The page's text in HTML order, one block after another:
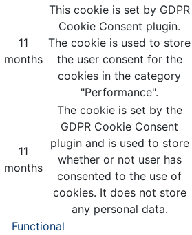
11
months
This cookie is set by GDPR
Cookie Consent plugin.
The cookie is used to store
the user consent for the
cookies in the category
"Performance".
11
months
The cookie is set by the
GDPR Cookie Consent
plugin and is used to store
whether or not user has
consented to the use of
cookies. It does not store
any personal data.
Functional